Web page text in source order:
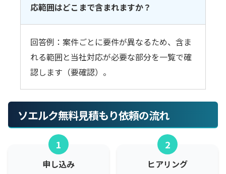
応範囲はどこまで含まれますか？
回答例：案件ごとに要件が異なるため、含ま
れる範囲と当社対応が必要な部分を一覧で確
認します（要確認）。
ソエルク無料見積もり依頼の流れ
1
申し込み
2
ヒアリング